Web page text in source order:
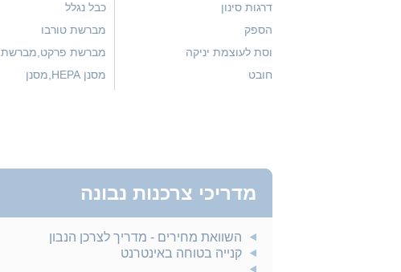
דרגות סינון
הספק
וסת לעוצמת יניקה
חובט
כבל נגלל
מברשת טורבו
מברשת פרקט,מברשת
רכה,מברשת עדינה
מסנן HEPA,מסנן
מדריכי צרכנות נבונה
השוואת מחירים - מדריך לצרכן הנבון
קנייה בטוחה באינטרנט